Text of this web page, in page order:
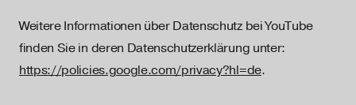
Weitere Informationen über Datenschutz bei YouTube
finden Sie in deren Datenschutzerklärung unter:
https://policies.google.com/privacy?hl=de.